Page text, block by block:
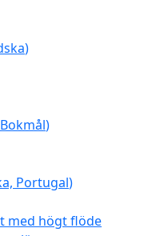
)
)
Portugal)